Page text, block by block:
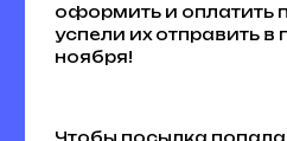
оформить и оплатить
успели их отправить в
ноября!